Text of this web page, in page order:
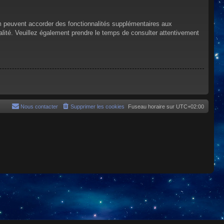
accorder des fonctionnalités supplémentaires aux
Veuillez également prendre le temps de consulter attentivement
Fuseau horaire sur UTC+02:00
Supprimer les cookies
Nous contacter